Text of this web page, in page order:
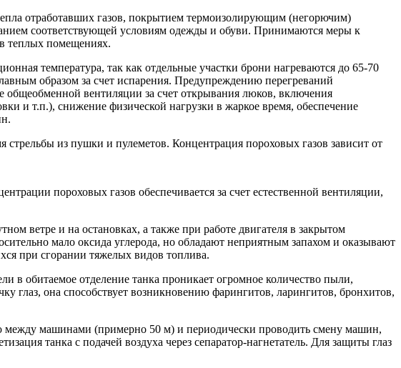
отработавших газов, покрытием термоизолирующим (негорючим)
соответствующей условиям одежды и обуви. Принимаются меры к
теплых помещениях.
температура, так как отдельные участки брони нагреваются до 65-70
образом за счет испарения. Предупреждению перегреваний
общеобменной вентиляции за счет открывания люков, включения
и т.п.), снижение физической нагрузки в жаркое время, обеспечение
из пушки и пулеметов. Концентрация пороховых газов зависит от
пороховых газов обеспечивается за счет естественной вентиляции,
ветре и на остановках, а также при работе двигателя в закрытом
мало оксида углерода, но обладают неприятным запахом и оказывают
при сгорании тяжелых видов топлива.
обитаемое отделение танка проникает огромное количество пыли,
глаз, она способствует возникновению фарингитов, ларингитов, бронхитов,
машинами (примерно 50 м) и периодически проводить смену машин,
танка с подачей воздуха через сепаратор-нагнетатель. Для защиты глаз